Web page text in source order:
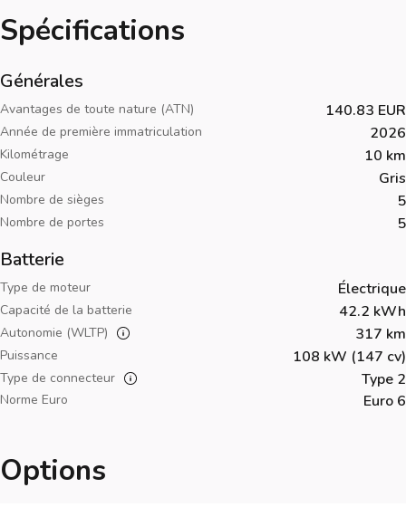
Spécifications
Générales
Avantages de toute nature (ATN) 140.83 EUR
Année de première immatriculation 2026
Kilométrage 10 km
Couleur Gris
Nombre de sièges 5
Nombre de portes 5
Batterie
Type de moteur Électrique
Capacité de la batterie 42.2 kWh
Autonomie (WLTP) 317 km
Puissance 108 kW (147 cv)
Type de connecteur Type 2
Norme Euro Euro 6
Options